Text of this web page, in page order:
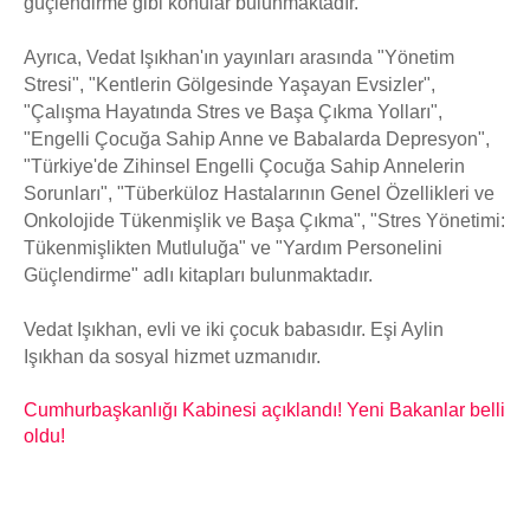
Ayrıca, Vedat Işıkhan'ın yayınları arasında "Yönetim
Stresi", "Kentlerin Gölgesinde Yaşayan Evsizler",
"Çalışma Hayatında Stres ve Başa Çıkma Yolları",
"Engelli Çocuğa Sahip Anne ve Babalarda Depresyon",
"Türkiye'de Zihinsel Engelli Çocuğa Sahip Annelerin
Sorunları", "Tüberküloz Hastalarının Genel Özellikleri ve
Onkolojide Tükenmişlik ve Başa Çıkma", "Stres Yönetimi:
Tükenmişlikten Mutluluğa" ve "Yardım Personelini
Güçlendirme" adlı kitapları bulunmaktadır.
Vedat Işıkhan, evli ve iki çocuk babasıdır. Eşi Aylin
Işıkhan da sosyal hizmet uzmanıdır.
Cumhurbaşkanlığı Kabinesi açıklandı! Yeni Bakanlar belli
oldu!